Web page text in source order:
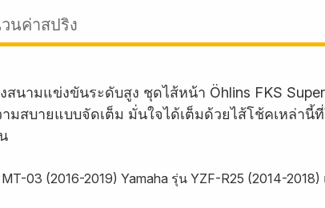
นค่าสปริง
นามแข่งขันระดับสูง ชุดไส้หน้า Öhlins FKS
มสบายแบบจัดเต็ม มั่นใจได้เต็มด้วยไส้โช้คเหล่านี้
03 (2016-2019) Yamaha รุ่น YZF-R25 (2014-2018)